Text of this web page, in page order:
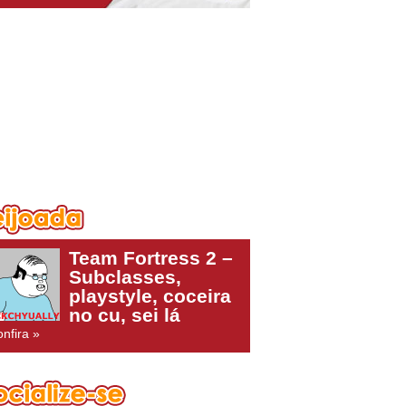
Team Fortress 2 –
Subclasses,
playstyle, coceira
no cu, sei lá
»